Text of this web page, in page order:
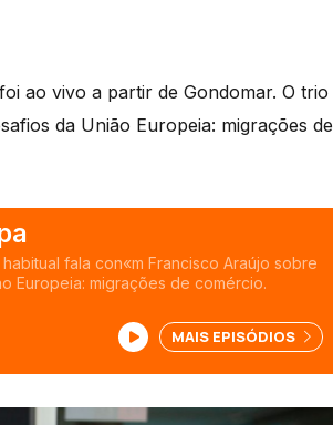
ao vivo a partir de Gondomar. O trio
da União Europeia: migrações de
fala con«m Francisco Araújo sobre
Europeia: migrações de comércio.
MAIS EPISÓDIOS